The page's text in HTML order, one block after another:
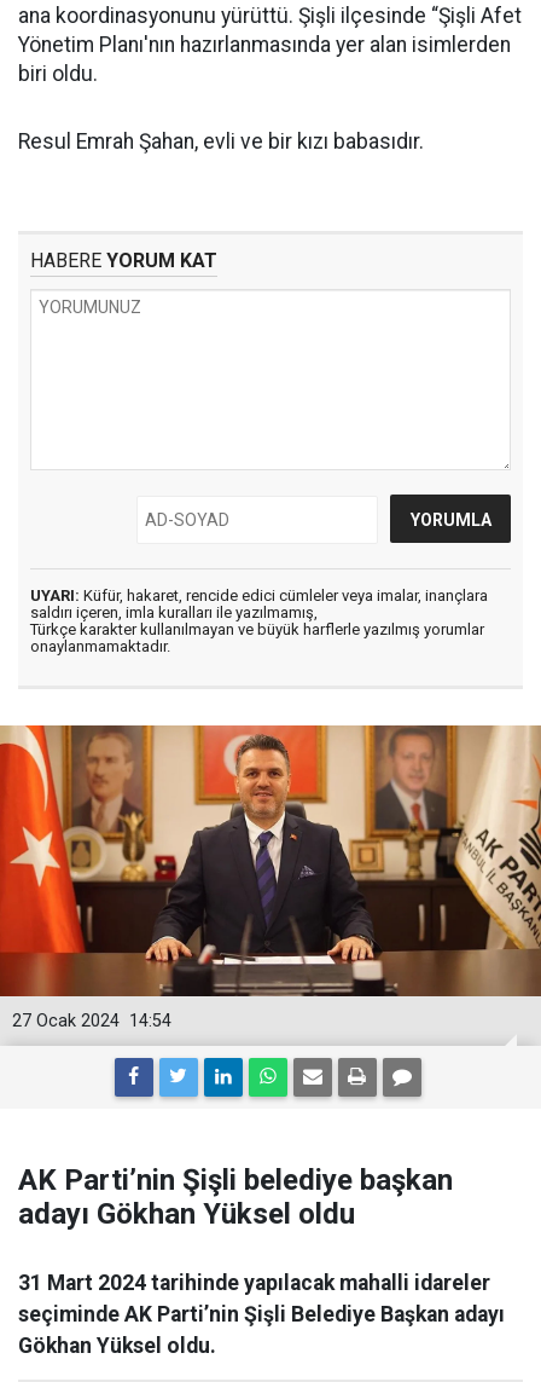
ana koordinasyonunu yürüttü. Şişli ilçesinde “Şişli Afet
Yönetim Planı'nın hazırlanmasında yer alan isimlerden
biri oldu.
Resul Emrah Şahan, evli ve bir kızı babasıdır.
HABERE YORUM KAT
UYARI: Küfür, hakaret, rencide edici cümleler veya imalar, inançlara
saldırı içeren, imla kuralları ile yazılmamış,
Türkçe karakter kullanılmayan ve büyük harflerle yazılmış yorumlar
onaylanmamaktadır.
14:54
27 Ocak 2024
AK Parti’nin Şişli belediye başkan
adayı Gökhan Yüksel oldu
31 Mart 2024 tarihinde yapılacak mahalli idareler
seçiminde AK Parti’nin Şişli Belediye Başkan adayı
Gökhan Yüksel oldu.